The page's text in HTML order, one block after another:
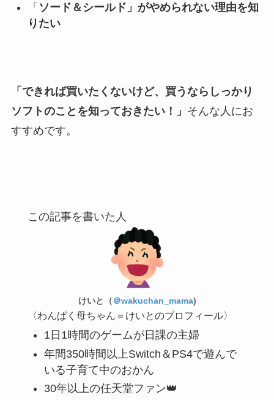
「 ソード＆シールド」がやめられない理由を知
りたい
「できれば買いたくないけど、買うならしっかり
ソフトのことを知っておきたい！」 そんな人にお
すすめです。
この記事を書いた人
けいと（＠wakuchan_mama)
〈わんぱく母ちゃん＝けいとのプロフィール〉
1日1時間のゲームが日課の主婦
年間350時間以上Switch＆PS4で遊んで
いる子育て中のおかん
30年以上の任天堂ファン👑